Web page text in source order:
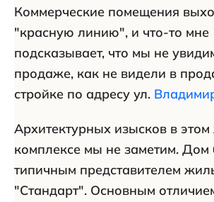
Коммерческие помещения
"красную линию", и что-то мне
подсказывает, что мы не
продаже, как не видели в
стройке по адресу ул.
Архитектурных изысков в
комплексе мы не заметим. Дом
типичным представителем
"Стандарт". Основным